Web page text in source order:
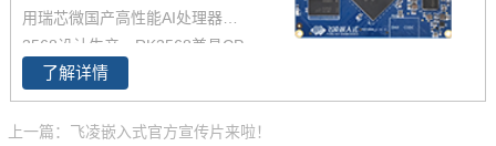
性能、低功耗以及丰富的用户接
口等优势，搭载Linux、Androi
用瑞芯微国产高性能AI处理器RK
3568设计生产，RK3568兼具CP
U、GPU、NPU、VPU于一身，
RK3568 性能、性价比在同类产
品中具有较高优势，RK3568处
了解详情
上一篇：飞凌嵌入式官方宣传片来啦！